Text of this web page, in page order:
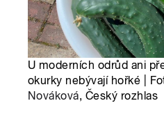
U moderních odrůd ani
okurky nebývají hořké |
Nováková, Český rozhlas